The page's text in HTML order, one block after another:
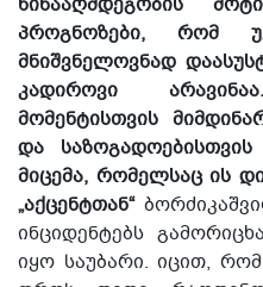
პროგნოზები, რომ
მნიშვნელოვნად
კადიროვი
მომენტისთვის
და
მიცემა, რომელსაც ის
„აქცენტთან“
ინციდენტებს
იყო საუბარი. იცით,